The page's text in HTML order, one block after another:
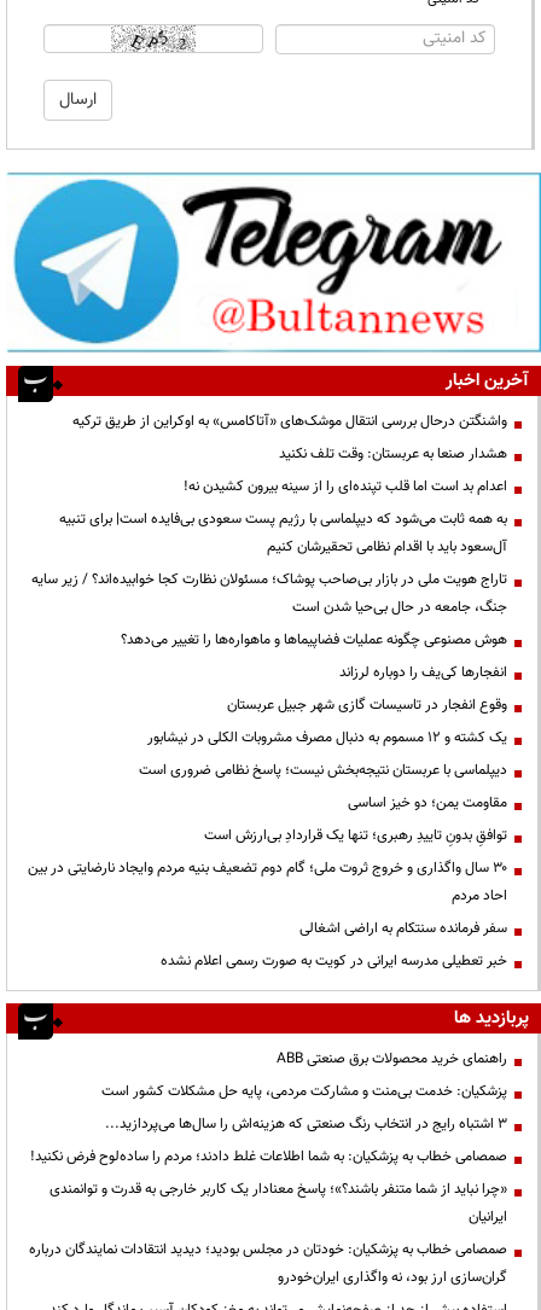
آخرین اخبار
واشنگتن درحال بررسی انتقال موشک‌های «آتاکامس» به اوکراین از طریق ترکیه
هشدار صنعا به عربستان: وقت تلف نکنید
اعدام بد است اما قلب تپنده‌ای را از سینه بیرون کشیدن نه!
به همه ثابت می‌شود که دیپلماسی با رژیم پست سعودی بی‌فایده است| برای تنبیه
آل‌سعود باید با اقدام نظامی تحقیرشان کنیم
تاراج هویت ملی در بازار بی‌صاحب پوشاک؛ مسئولان نظارت کجا خوابیده‌اند؟ / زیر سایه
جنگ، جامعه در حال بی‌حیا شدن است
هوش مصنوعی چگونه عملیات فضاپیماها و ماهواره‌ها را تغییر می‌دهد؟
انفجارها کی‌یف را دوباره لرزاند
وقوع انفجار در تاسیسات گازی شهر جبیل عربستان
یک کشته و ۱۲ مسموم به دنبال مصرف مشروبات الکلی در نیشابور
دیپلماسی با عربستان نتیجه‌بخش نیست؛ پاسخ نظامی ضروری است
مقاومت یمن؛ دو خیز اساسی
توافقِ بدونِ تاییدِ رهبری؛ تنها یک قراردادِ بی‌ارزش است
۳۰ سال واگذاری و خروج ثروت ملی؛ گام دوم تضعیف بنیه مردم وایجاد نارضایتی در بین
احاد مردم
سفر فرمانده سنتکام به اراضی اشغالی
خبر تعطیلی مدرسه ایرانی در کویت به صورت رسمی اعلام نشده
پربازدید ها
راهنمای خرید محصولات برق صنعتی ABB
پزشکیان: خدمت بی‌منت و مشارکت مردمی، پایه حل مشکلات کشور است
3 اشتباه رایج در انتخاب رنگ صنعتی که هزینه‌اش را سال‌ها می‌پردازید...
صمصامی خطاب به پزشکیان: به شما اطلاعات غلط دادند؛ مردم را ساده‌لوح فرض نکنید!
«چرا نباید از شما متنفر باشند؟»؛ پاسخ معنادار یک کاربر خارجی به قدرت و توانمندی
ایرانیان
صمصامی خطاب به پزشکیان: خودتان در مجلس بودید؛ دیدید انتقادات نمایندگان درباره
گران‌سازی ارز بود، نه واگذاری ایران‌خودرو